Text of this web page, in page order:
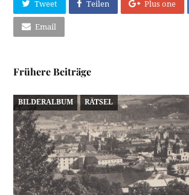
Tweet Teilen Plus one
Email
Frühere Beiträge
BILDERALBUM RÄTSEL